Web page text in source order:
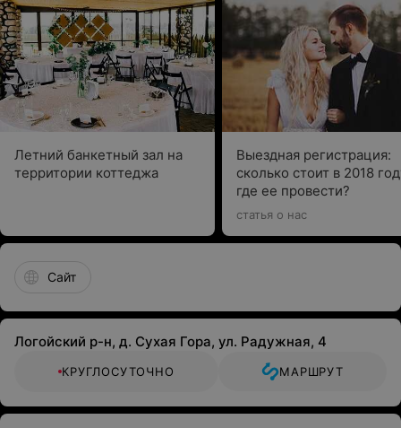
Летний банкетный зал на
территории коттеджа
Выездная регистрация:
сколько стоит в 2018
где ее провести?
статья о нас
Сайт
Логойский р-н, д. Сухая Гора, ул. Радужная, 4
КРУГЛОСУТОЧНО МАРШРУТ